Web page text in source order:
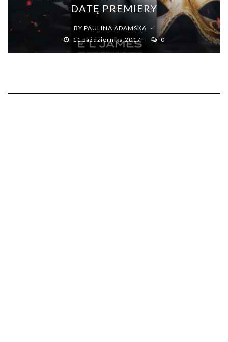
DATĘ PREMIERY
BY PAULINA ADAMSKA
11 października 2017
0